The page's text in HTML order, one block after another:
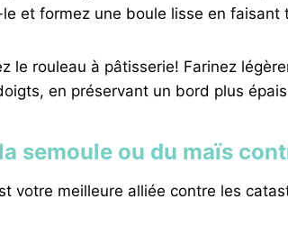
et formez une boule lisse en faisant
le rouleau à pâtisserie! Farinez
en préservant un bord plus
semoule ou du maïs
votre meilleure alliée contre les